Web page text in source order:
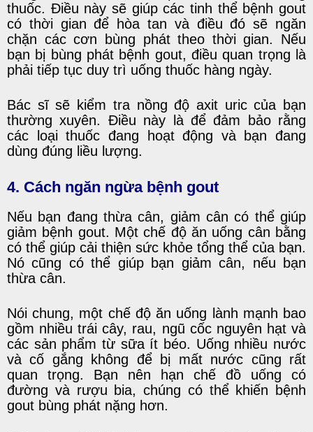
thuốc. Điều này sẽ giúp các tinh thể bệnh gout
có thời gian để hòa tan và điều đó sẽ ngăn
chặn các cơn bùng phát theo thời gian. Nếu
bạn bị bùng phát bệnh gout, điều quan trọng là
phải tiếp tục duy trì uống thuốc hàng ngày.
Bác sĩ sẽ kiểm tra nồng độ axit uric của bạn
thường xuyên. Điều này là để đảm bảo rằng
các loại thuốc đang hoạt động và bạn đang
dùng đúng liều lượng.
4. Cách ngăn ngừa bệnh gout
Nếu bạn đang thừa cân, giảm cân có thể giúp
giảm bệnh gout. Một chế độ ăn uống cân bằng
có thể giúp cải thiện sức khỏe tổng thể của bạn.
Nó cũng có thể giúp bạn giảm cân, nếu bạn
thừa cân.
Nói chung, một chế độ ăn uống lành mạnh bao
gồm nhiều trái cây, rau, ngũ cốc nguyên hạt và
các sản phẩm từ sữa ít béo. Uống nhiều nước
và cố gắng không để bị mất nước cũng rất
quan trọng. Bạn nên hạn chế đồ uống có
đường và rượu bia, chúng có thể khiến bệnh
gout bùng phát nặng hơn.